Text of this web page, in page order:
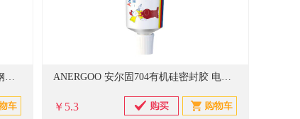
九牧（JOMOO）厨房水龙头304不锈钢拉丝抽拉式水龙头三功能360度旋转水槽龙头 【三出水抽拉水龙头】拉丝银-33178 ANERGOO 安尔固704有机硅密封胶 电子原件线路板元器件粘接密封绝缘胶 耐高温防水电阻固定导线保护胶 白色 45g/支
￥5.3